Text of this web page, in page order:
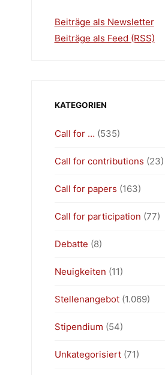
Beiträge als Newsletter
Beiträge als Feed (RSS)
KATEGORIEN
Call for … (535)
Call for contributions (23)
Call for papers (163)
Call for participation (77)
Debatte (8)
Neuigkeiten (11)
Stellenangebot(1.069)
Stipendium (54)
Unkategorisiert(71)